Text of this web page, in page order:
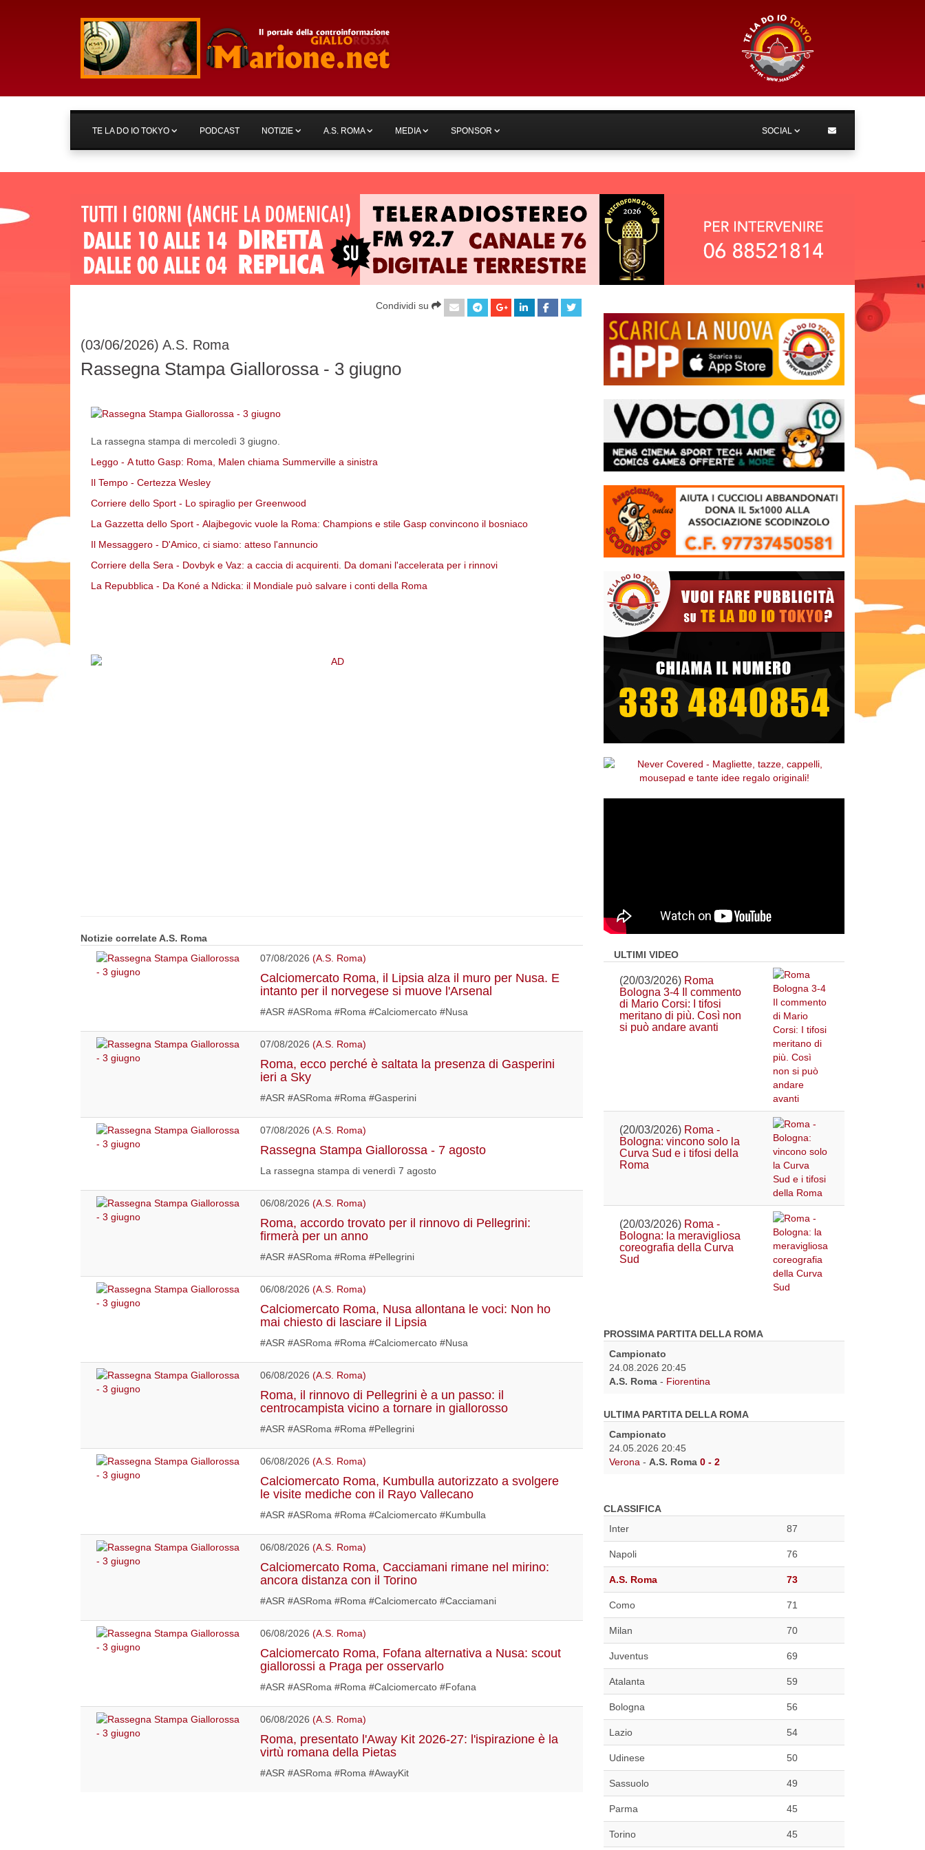
TE LA DO IO TOKYO PODCAST NOTIZIE A.S. ROMA MEDIA SPONSOR SOCIAL
Condividi su
(03/06/2026) A.S. Roma
Rassegna Stampa Giallorossa - 3 giugno
La rassegna stampa di mercoledì 3 giugno.
Leggo - A tutto Gasp: Roma, Malen chiama Summerville a sinistra
Il Tempo - Certezza Wesley
Corriere dello Sport - Lo spiraglio per Greenwood
La Gazzetta dello Sport - Alajbegovic vuole la Roma: Champions e stile Gasp convincono il bosniaco
Il Messaggero - D'Amico, ci siamo: atteso l'annuncio
Corriere della Sera - Dovbyk e Vaz: a caccia di acquirenti. Da domani l'accelerata per i rinnovi
La Repubblica - Da Koné a Ndicka: il Mondiale può salvare i conti della Roma
Notizie correlate A.S. Roma
07/08/2026 (A.S. Roma)
Calciomercato Roma, il Lipsia alza il muro per Nusa. E
intanto per il norvegese si muove l'Arsenal
#ASR #ASRoma #Roma #Calciomercato #Nusa
07/08/2026 (A.S. Roma)
Roma, ecco perché è saltata la presenza di Gasperini
ieri a Sky
#ASR #ASRoma #Roma #Gasperini
07/08/2026 (A.S. Roma)
Rassegna Stampa Giallorossa - 7 agosto
La rassegna stampa di venerdì 7 agosto
06/08/2026 (A.S. Roma)
Roma, accordo trovato per il rinnovo di Pellegrini:
firmerà per un anno
#ASR #ASRoma #Roma #Pellegrini
06/08/2026 (A.S. Roma)
Calciomercato Roma, Nusa allontana le voci: Non ho
mai chiesto di lasciare il Lipsia
#ASR #ASRoma #Roma #Calciomercato #Nusa
06/08/2026 (A.S. Roma)
Roma, il rinnovo di Pellegrini è a un passo: il
centrocampista vicino a tornare in giallorosso
#ASR #ASRoma #Roma #Pellegrini
06/08/2026 (A.S. Roma)
Calciomercato Roma, Kumbulla autorizzato a svolgere
le visite mediche con il Rayo Vallecano
#ASR #ASRoma #Roma #Calciomercato #Kumbulla
06/08/2026 (A.S. Roma)
Calciomercato Roma, Cacciamani rimane nel mirino:
ancora distanza con il Torino
#ASR #ASRoma #Roma #Calciomercato #Cacciamani
06/08/2026 (A.S. Roma)
Calciomercato Roma, Fofana alternativa a Nusa: scout
giallorossi a Praga per osservarlo
#ASR #ASRoma #Roma #Calciomercato #Fofana
06/08/2026 (A.S. Roma)
Roma, presentato l'Away Kit 2026-27: l'ispirazione è la
virtù romana della Pietas
#ASR #ASRoma #Roma #AwayKit
ULTIMI VIDEO
(20/03/2026) Roma
Bologna 3-4 Il commento
di Mario Corsi: I tifosi
meritano di più. Così non
si può andare avanti
(20/03/2026) Roma -
Bologna: vincono solo la
Curva Sud e i tifosi della
Roma
(20/03/2026) Roma -
Bologna: la meravigliosa
coreografia della Curva
Sud
PROSSIMA PARTITA DELLA ROMA
Campionato
24.08.2026 20:45
A.S. Roma - Fiorentina
ULTIMA PARTITA DELLA ROMA
Campionato
24.05.2026 20:45
Verona - A.S. Roma 0 - 2
CLASSIFICA
Inter
87
Napoli 76
A.S. Roma 73
Como 71
Milan 70
Juventus 69
Atalanta 59
Bologna 56
Lazio 54
Udinese 50
Sassuolo 49
Parma 45
Torino 45